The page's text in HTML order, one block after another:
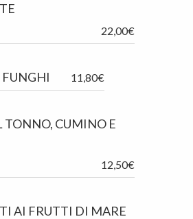
22,00€
FUNGHI 11,80€
TONNO, CUMINO E
12,50€
AI FRUTTI DI MARE